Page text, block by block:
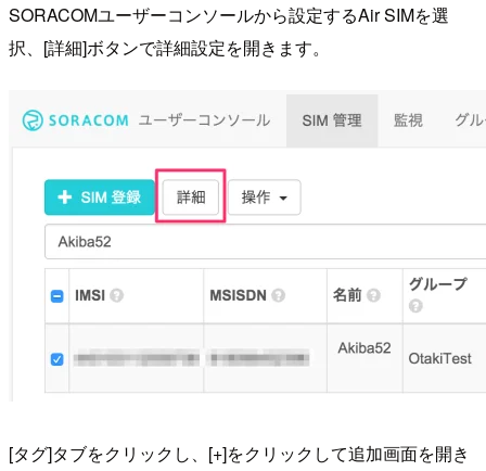
SORACOMユーザーコンソールから設定するAir SIMを選
択、[詳細]ボタンで詳細設定を開きます。
[タグ]タブをクリックし、[+]をクリックして追加画面を開き